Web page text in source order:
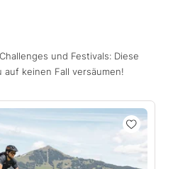
und Festivals: Diese
keinen Fall versäumen!